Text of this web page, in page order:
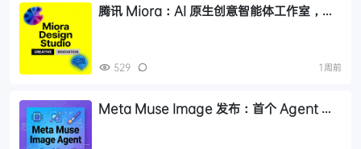
腾讯 Miora：AI 原生创意智能体工作室，五
529 1周前
Meta Muse Image 发布：首个 Agent 生